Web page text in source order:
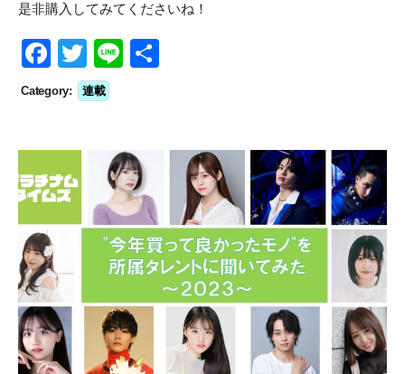
是非購入してみてくださいね！
F
a
b
o
o
k
T
wi
tt
Li
Category: 連載